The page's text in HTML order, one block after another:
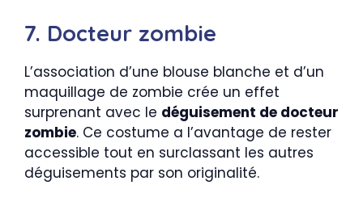
7. Docteur zombie
L’association d’une blouse blanche et d’un
maquillage de zombie crée un effet
surprenant avec le déguisement de docteur
zombie. Ce costume a l’avantage de rester
accessible tout en surclassant les autres
déguisements par son originalité.